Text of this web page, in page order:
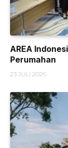
AREA
Perumahan
23 JULI 2026